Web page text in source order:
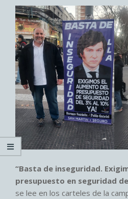
“Basta de inseguridad.
presupuesto en seguridad
se lee en los carteles de la